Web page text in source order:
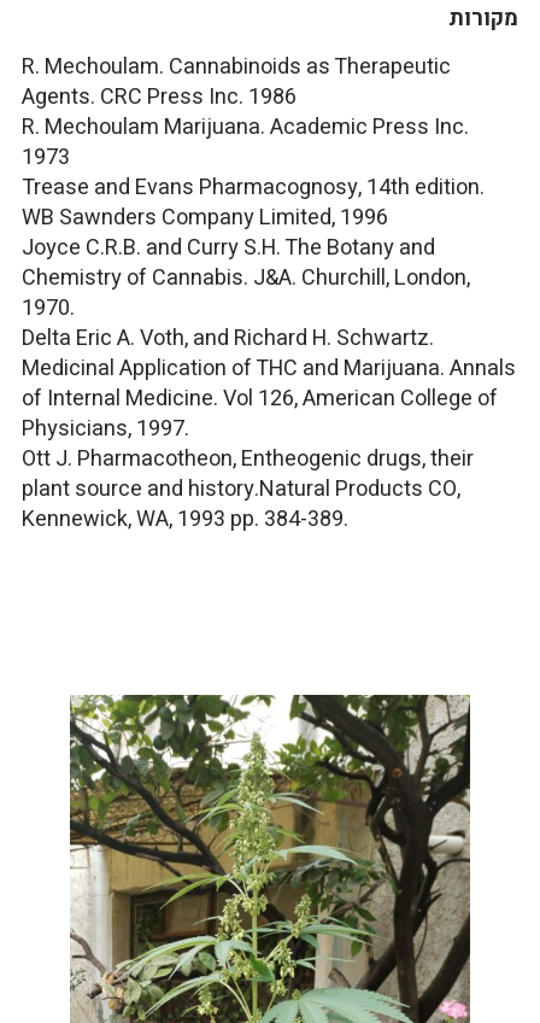
מקורות
R. Mechoulam. Cannabinoids as Therapeutic
Agents. CRC Press Inc. 1986
R. Mechoulam Marijuana. Academic Press Inc.
1973
Trease and Evans Pharmacognosy, 14th edition.
WB Sawnders Company Limited, 1996
Joyce C.R.B. and Curry S.H. The Botany and
Chemistry of Cannabis. J&A. Churchill, London,
1970.
Delta Eric A. Voth, and Richard H. Schwartz.
Medicinal Application of THC and Marijuana. Annals
of Internal Medicine. Vol 126, American College of
Physicians, 1997.
Ott J. Pharmacotheon, Entheogenic drugs, their
plant source and history.Natural Products CO,
Kennewick, WA, 1993 pp. 384-389.